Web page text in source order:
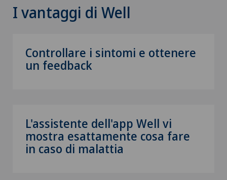
I vantaggi di Well
Controllare i sintomi e ottenere
un feedback
L'assistente dell'app Well vi
mostra esattamente cosa fare
in caso di malattia